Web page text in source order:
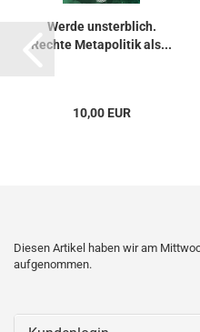
Werde unsterblich.
Rechte Metapolitik als...
10,00 EUR
Diesen Artikel haben wir am
aufgenommen.